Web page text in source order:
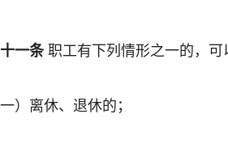
一条职工有下列情形之一的，可
一）离休、退休的；